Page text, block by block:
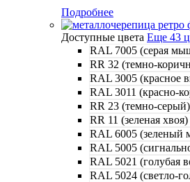
Подробнее
Доступные цвета Еще 43
RAL 7005 (серая
RR 32 (темно-
RAL 3005 (красное
RAL 3011 (красно-
RR 23 (темно-серый)
RR 11 (зеленая хвоя)
RAL 6005 (зеленый
RAL 5005
RAL 5021 (голубая
RAL 5024 (светло-